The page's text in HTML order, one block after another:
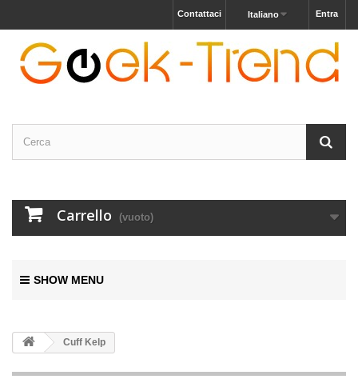
Entra
Italiano
Contattaci
Carrello (vuoto)
SHOW MENU
Cuff Kelp